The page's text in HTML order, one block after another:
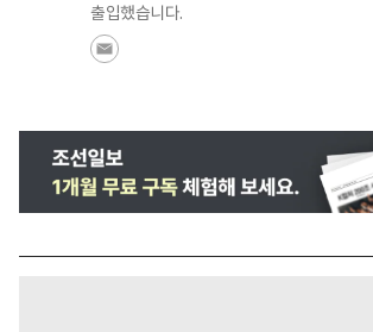
출입했습니다.